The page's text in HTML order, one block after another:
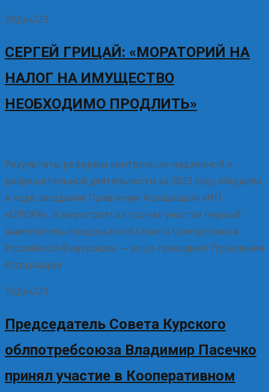
20Дек/23
СЕРГЕЙ ГРИЦАЙ: «МОРАТОРИЙ НА
НАЛОГ НА ИМУЩЕСТВО
НЕОБХОДИМО ПРОДЛИТЬ»
Результаты реформы контрольно-надзорной и
разрешительной деятельности за 2023 году обсудили
в ходе заседания Правления Ассоциации «НП
«ОПОРА». В мероприятии принял участие первый
заместитель председателя Совета Центросоюза
Российской Федерации — вице-президент Правления
Ассоциации
15Дек/23
Председатель Совета Курского
облпотребсоюза Владимир Пасечко
принял участие в Кооперативном